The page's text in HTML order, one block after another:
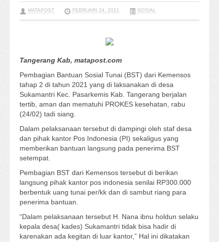
MATAPOST FEBRUARI 24, 2021 SOSIAL
Tangerang Kab, matapost.com
Pembagian Bantuan Sosial Tunai (BST) dari Kemensos
tahap 2 di tahun 2021 yang di laksanakan di desa
Sukamantri Kec. Pasarkemis Kab. Tangerang berjalan
tertib, aman dan mematuhi PROKES kesehatan, rabu
(24/02) tadi siang.
Dalam pelaksanaan tersebut di dampingi oleh staf desa
dan pihak kantor Pos Indonesia (PI) sekaligus yang
memberikan bantuan langsung pada penerima BST
setempat.
Pembagian BST dari Kemensos tersebut di berikan
langsung pihak kantor pos indonesia senilai RP300.000
berbentuk uang tunai per/kk dan di sambut riang para
penerima bantuan.
“Dalam pelaksanaan tersebut H. Nana ibnu holdun selaku
kepala desa( kades) Sukamantri tidak bisa hadir di
karenakan ada kegitan di luar kantor,” Hal ini dikatakan